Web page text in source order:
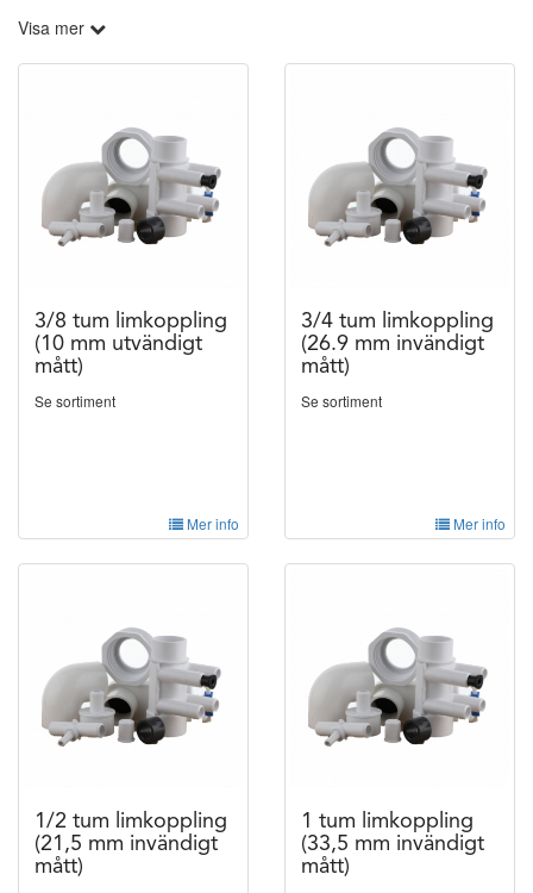
Tänk på att alla delar ska limmas
viktigt att rengöra delarna innan de sammanfogas.
Frågor?
Har du frågor går det givetvis bra att kontakta vårt team. Bäst är
att du mailar din fråga för snabbare återkoppling.
info@spapartsnordic.seAlternativt 0910-13013
Visa mer
3/8 tum limkoppling
(10 mm utvändigt
mått)
Se sortiment
Mer info
3/4 tum limkoppling
(26.9 mm invändigt
mått)
Se sortiment
Mer info
1/2 tum limkoppling
(21,5 mm invändigt
mått)
1 tum limkoppling
(33,5 mm invändigt
mått)